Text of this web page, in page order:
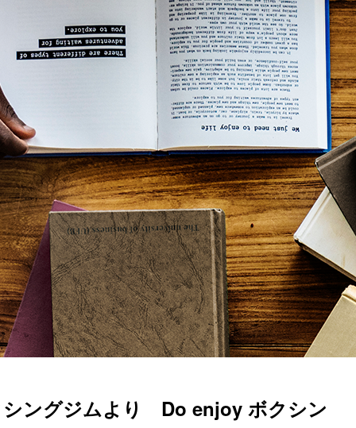
ングジムより Do enjoy ボクシン